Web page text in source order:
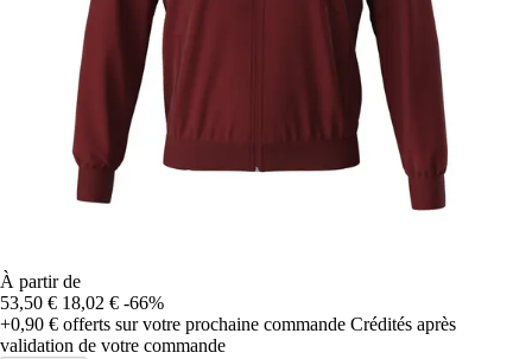
À partir de
53,50 € 18,02 € -66%
+0,90 € offerts sur votre prochaine commande Crédités après
validation de votre commande